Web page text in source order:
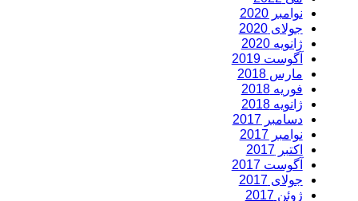
نوامبر 2020
جولای 2020
ژانویه 2020
آگوست 2019
مارس 2018
فوریه 2018
ژانویه 2018
دسامبر 2017
نوامبر 2017
اکتبر 2017
آگوست 2017
جولای 2017
ژوئن 2017